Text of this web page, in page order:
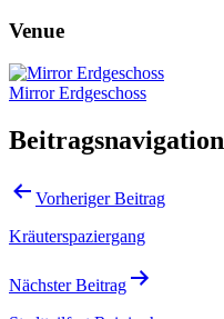
Venue
Mirror Erdgeschoss
Beitragsnavigation
Vorheriger Beitrag
Kräuterspaziergang
Nächster Beitrag